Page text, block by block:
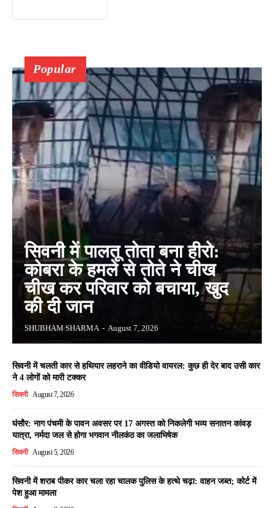
Popular
सिवनी में पालतू तोता बना हीरो:
कोबरा के हमले से तोते ने चीख
चीख कर परिवार को बचाया, खुद
की दी जान
SHUBHAM SHARMA - August 7, 2026
सिवनी में चलती कार से हथियार लहराने का वीडियो वायरल: कुछ ही देर बाद उसी कार
ने 4 लोगों को मारी टक्कर
सिवनी August 7, 2026
घंसौर: नाग पंचमी के पावन अवसर पर 17 अगस्त को निकलेगी भव्य सनातन कांवड़
यात्रा, नर्मदा जल से होगा भगवान नीलकंठ का जलाभिषेक
सिवनी August 5, 2026
सिवनी में शराब पीकर कार चला रहा चालक पुलिस के हत्थे चढ़ा: वाहन जब्त; कोर्ट में
पेश हुआ मामला